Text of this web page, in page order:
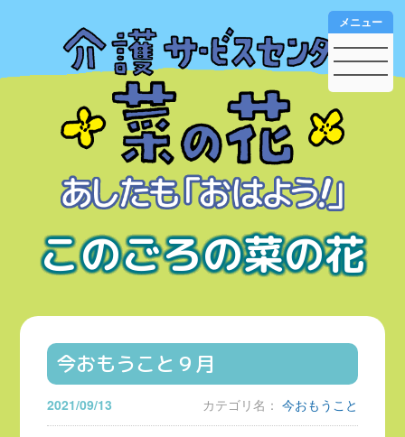
このごろの菜の花
メニュー
今おもうこと９月
2021/09/13 カテゴリ名： 今おもうこと